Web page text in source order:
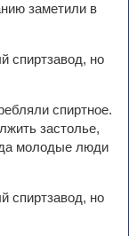
заметили в
спиртное.
застолье,
молодые люди